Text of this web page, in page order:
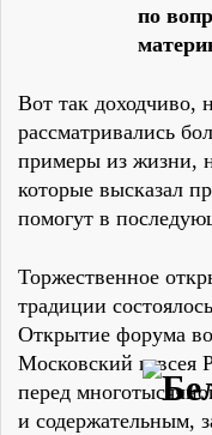
по
Вот так доходчиво,
рассматривались
примеры из жизни,
которые высказал
помогут в
Торжественное
традиции
Открытие форума
Московский и всея
перед
и содержательным,